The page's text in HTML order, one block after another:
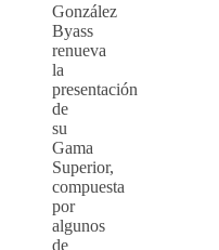
González
Byass
renueva
la
presentación
de
su
Gama
Superior,
compuesta
por
algunos
de